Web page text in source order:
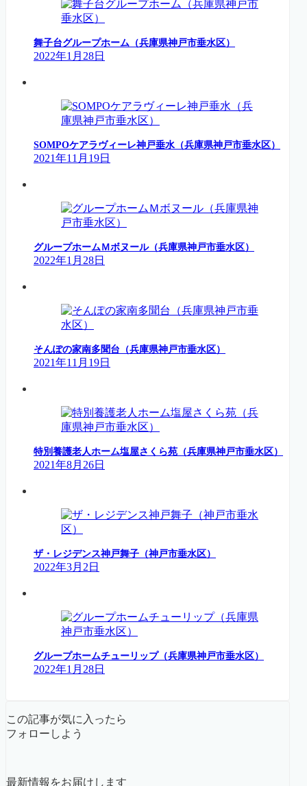
舞子台グループホーム（兵庫県神戸市垂水区）
2022年1月28日
SOMPOケアラヴィーレ神戸垂水（兵庫県神戸市垂水区）
2021年11月19日
グループホームＭボヌール（兵庫県神戸市垂水区）
2022年1月28日
そんぽの家南多聞台（兵庫県神戸市垂水区）
2021年11月19日
特別養護老人ホーム塩屋さくら苑（兵庫県神戸市垂水区）
2021年8月26日
ザ・レジデンス神戸舞子（神戸市垂水区）
2022年3月2日
グループホームチューリップ（兵庫県神戸市垂水区）
2022年1月28日
この記事が気に入ったら
フォローしよう
最新情報をお届けします